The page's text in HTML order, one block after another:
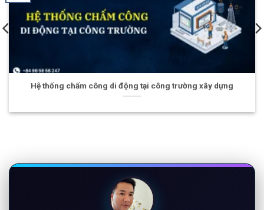
công di động tại công trường xây dựng Giám sát dữ